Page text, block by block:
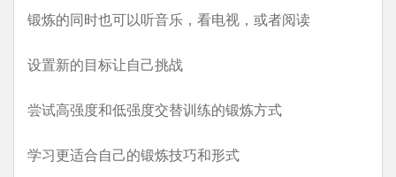
锻炼的同时也可以听音乐，看电视，或者阅读
设置新的目标让自己挑战
尝试高强度和低强度交替训练的锻炼方式
学习更适合自己的锻炼技巧和形式